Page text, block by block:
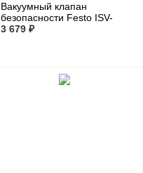
Вакуумный клапан
безопасности Festo ISV-
M10
3 679 ₽